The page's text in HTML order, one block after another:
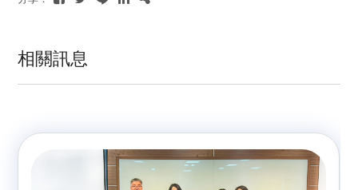
相關訊息